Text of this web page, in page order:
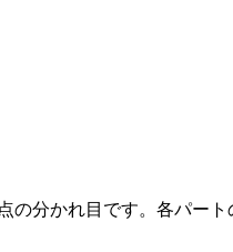
の分かれ目です。各パー